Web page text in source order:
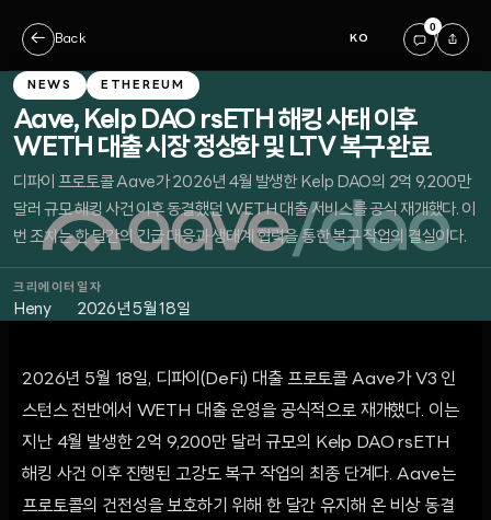
← Back KO
0
NEWS ETHEREUM
Aave, Kelp DAO rsETH 해킹 사태 이후
WETH 대출 시장 정상화 및 LTV 복구 완료
디파이 프로토콜 Aave가 2026년 4월 발생한 Kelp DAO의 2억 9,200만
달러 규모 해킹 사건 이후 동결했던 WETH 대출 서비스를 공식 재개했다. 이
번 조치는 한 달간의 긴급 대응과 생태계 협력을 통한 복구 작업의 결실이다.
크리에이터
Heny
일자
2026년 5월 18일
2026년 5월 18일, 디파이(DeFi) 대출 프로토콜 Aave가 V3 인
스턴스 전반에서 WETH 대출 운영을 공식적으로 재개했다. 이는
지난 4월 발생한 2억 9,200만 달러 규모의 Kelp DAO rsETH
해킹 사건 이후 진행된 고강도 복구 작업의 최종 단계다. Aave는
프로토콜의 건전성을 보호하기 위해 한 달간 유지해 온 비상 동결